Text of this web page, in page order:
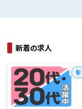
新着の求人